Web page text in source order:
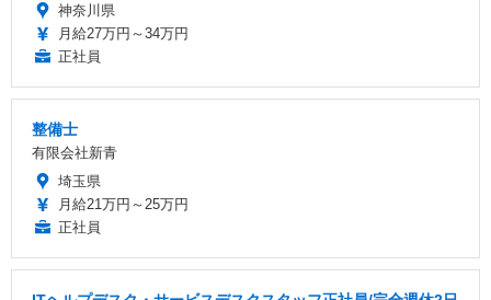
神奈川県
月給27万円～34万円
正社員
整備士
有限会社新青
埼玉県
月給21万円～25万円
正社員